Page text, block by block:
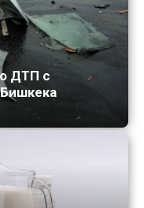
ДТП с